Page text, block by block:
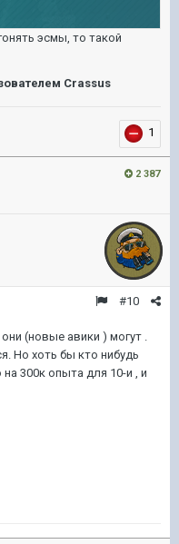
эсмы, то такой
Crassus
1
2 387
#10
(новые авики ) могут .
Но хоть бы кто нибудь
300к опыта для 10-и , и